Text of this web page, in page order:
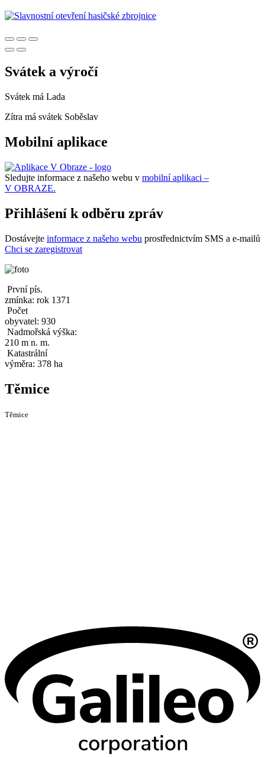
Svátek a výročí
Svátek má Lada
Zítra má svátek Soběslav
Mobilní aplikace
Sledujte informace z našeho webu v mobilní aplikaci –
V OBRAZE.
Přihlášení k odběru zpráv
Dostávejte informace z našeho webu prostřednictvím SMS a e-mailů
Chci se zaregistrovat
První pís.
zmínka: rok 1371
Počet
obyvatel: 930
Nadmořská výška:
210 m n. m.
Katastrální
výměra: 378 ha
Těmice
Těmice